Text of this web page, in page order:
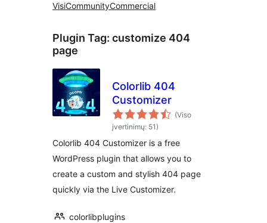
VisiCommunityCommercial
Plugin Tag: customize 404
page
Colorlib 404
Customizer
(Viso
įvertinimų: 51)
Colorlib 404 Customizer is a free
WordPress plugin that allows you to
create a custom and stylish 404 page
quickly via the Live Customizer.
colorlibplugins